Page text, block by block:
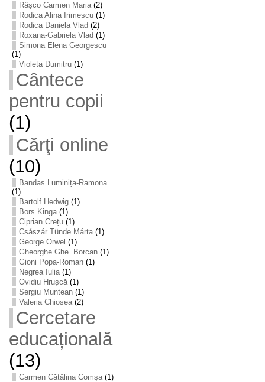
Râșco Carmen Maria(2)
Rodica Alina Irimescu(1)
Rodica Daniela Vlad (2)
Roxana-Gabriela Vlad (1)
Simona Elena Georgescu
(1)
Violeta Dumitru(1)
Cântece
pentru copii
(1)
Cărţi online
(10)
Bandas Luminița-Ramona
(1)
Bartolf Hedwig(1)
Bors Kinga(1)
Ciprian Crețu(1)
Császár Tünde Márta(1)
George Orwel (1)
Gheorghe Ghe. Borcan(1)
Gioni Popa-Roman(1)
Negrea Iulia(1)
Ovidiu Hrușcă(1)
Sergiu Muntean(1)
Valeria Chiosea(2)
Cercetare
educațională
(13)
Carmen Cătălina Comşa(1)